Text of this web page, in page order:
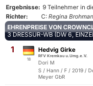
Ergebnisse: 9 Teilnehmer in
Richter:
C: Regina
EHRENPREISE VON
3 DRESSUR-WB (DW 6,
1
18
Hedvig Girke
RFV Kremkau u.Umg.e.V.
Dori M
S / Hann / F / 2019 /
Meyer GbR